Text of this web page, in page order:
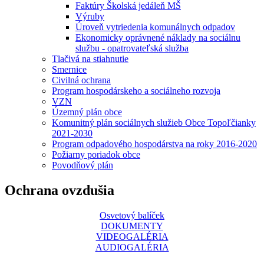
Faktúry Školská jedáleň MŠ
Výruby
Úroveň vytriedenia komunálnych odpadov
Ekonomicky oprávnené náklady na sociálnu
službu - opatrovateľská služba
Tlačivá na stiahnutie
Smernice
Civilná ochrana
Program hospodárskeho a sociálneho rozvoja
VZN
Územný plán obce
Komunitný plán sociálnych služieb Obce Topoľčianky
2021-2030
Program odpadového hospodárstva na roky 2016-2020
Požiarny poriadok obce
Povodňový plán
Ochrana ovzdušia
Osvetový balíček
DOKUMENTY
VIDEOGALÉRIA
AUDIOGALÉRIA